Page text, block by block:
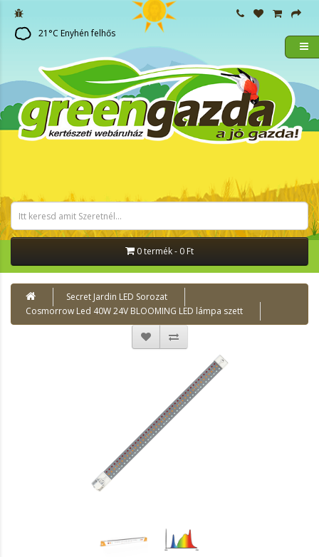
21 °C Enyhén felhős
0 termék - 0 Ft
Secret Jardin LED Sorozat
Cosmorrow Led 40W 24V BLOOMING LED lámpa szett